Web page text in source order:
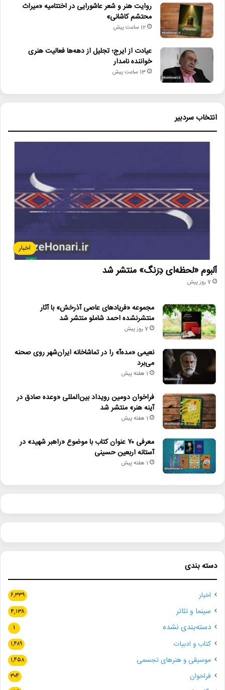
روایت هنر و شعر عاشورایی در اختتامیه «میراث
محتشم کاشانی»
12 ساعت پیش
عیادت از ایرج؛ تجلیل از دهه‌ها فعالیت هنری
خواننده نامدار
13 ساعت پیش
انتخاب سردبیر
اخبار
آلبوم «لحظه‌ای دِرَنگ» منتشر شد
7 روز پیش
مجموعه «فریادهای عاصی آذرخش» با آثار
منتشرنشده احمد شاملو منتشر شد
7 روز پیش
نعیمی «مده‌آ» را در تماشاخانه ایران‌شهر روی صحنه
می‌برد
1 هفته پیش
فراخوان دومین رویداد بین‌المللی «وعده صادق در
آینه هنر» منتشر شد
1 هفته پیش
معرفی ۷۰ عنوان کتاب با موضوع «راهبر شهید» در
آستانه اربعین حسینی
1 هفته پیش
دسته بندی
اخبار ۶,۳۳۹
سینما و تئاتر ۴,۱۳۸
دسته‌بندی نشده ۱
کتاب و ادبیات ۱,۴۸۹
موسیقی و هنرهای تجسمی ۱,۴۵۸
فراخوان ۳۰۴